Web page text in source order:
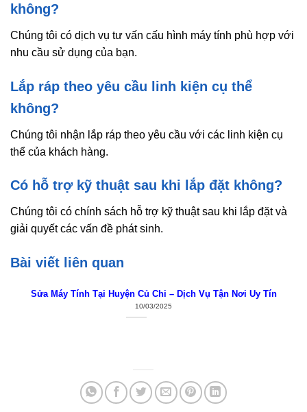
không?
Chúng tôi có dịch vụ tư vấn cấu hình máy tính phù hợp với
nhu cầu sử dụng của bạn.
Lắp ráp theo yêu cầu linh kiện cụ thể
không?
Chúng tôi nhận lắp ráp theo yêu cầu với các linh kiện cụ
thể của khách hàng.
Có hỗ trợ kỹ thuật sau khi lắp đặt không?
Chúng tôi có chính sách hỗ trợ kỹ thuật sau khi lắp đặt và
giải quyết các vấn đề phát sinh.
Bài viết liên quan
Sửa Máy Tính Tại Huyện Củ Chi – Dịch Vụ Tận Nơi Uy Tín
10/03/2025